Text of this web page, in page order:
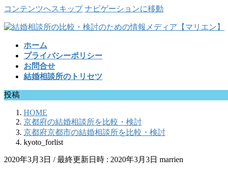
コンテンツへスキップ ナビゲーションに移動
ホーム
プライバシーポリシー
お問合せ
結婚相談所のトリセツ
投稿
HOME
京都府の結婚相談所を比較・検討
京都府京都市の結婚相談所を比較・検討
kyoto_forlist
2020年3月3日 / 最終更新日時 : 2020年3月3日 marrien